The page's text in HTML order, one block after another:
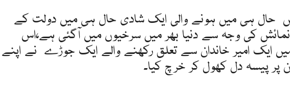
حال ہی میں ہونے والی ایک شادی حال ہی میں دولت کے
کی وجہ سے دنیا بھر میں سرخیوں میں آگئی ہے،اس
ایک امیر خاندان سے تعلق رکھنے والے ایک جوڑے نے اپنے
پر پیسہ دل کھول کر خرچ کیا۔